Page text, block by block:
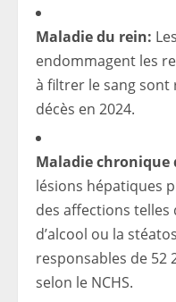
Maladie du rein:
endommagent les
à filtrer le sang sont
décès en 2024.
Maladie chronique
lésions hépatiques
des affections telles
d’alcool ou la
responsables de 52
selon le NCHS.